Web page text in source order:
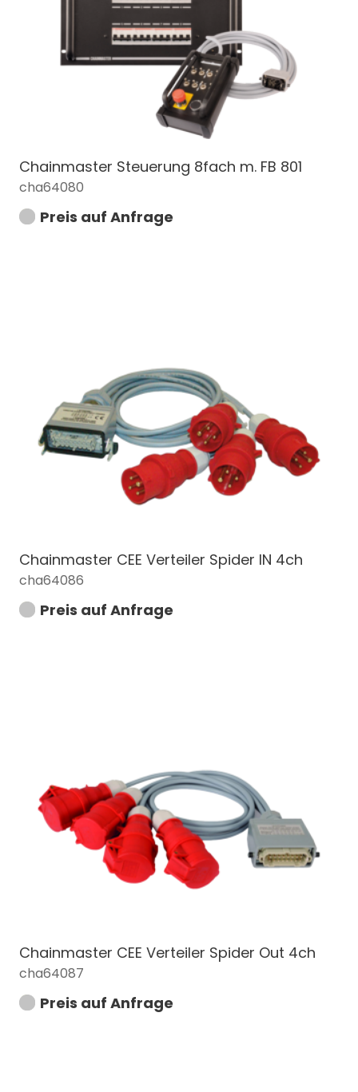
Chainmaster Steuerung 8fach m. FB 801
cha64080
Preis auf Anfrage
Chainmaster CEE Verteiler Spider IN 4ch
cha64086
Preis auf Anfrage
Chainmaster CEE Verteiler Spider Out 4ch
cha64087
Preis auf Anfrage